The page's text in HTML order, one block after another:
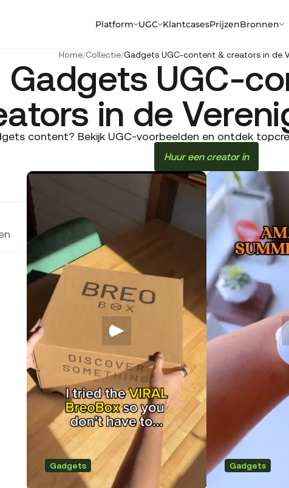
Platform UGC KlantcasesPrijzenBronnen
Home/Collectie/Gadgets UGC-content & creators in de
Gadgets UGC-
in de
content? Bekijk UGC-voorbeelden en ontdek
Huur een creator in
Gadgets Gadgets